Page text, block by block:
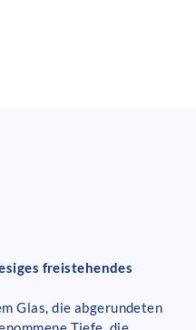
freistehendes
Glas, die abgerundeten